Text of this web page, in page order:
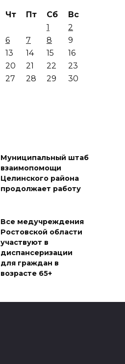
Чт Пт Сб
Вс
1
2
6 7 8
9
13 14 15
16
20 21 22
23
27 28 29
30
Муниципальный штаб
взаимопомощи
Целинского района
продолжает работу
Все медучреждения
Ростовской области
участвуют в
диспансеризации
для граждан в
возрасте 65+